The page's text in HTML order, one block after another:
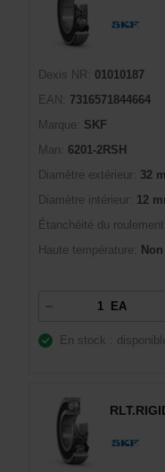
Dexis NR:
01010187
EAN:
7316571844664
Marque:
SKF
Man:
6201-2RSH
Diamètre extérieur: 32
Diamètre intérieur: 12
Étanchéité du roulement:
Haute température:
Non
EA
En stock :